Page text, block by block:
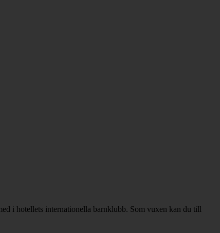
i hotellets internationella barnklubb. Som vuxen kan du till